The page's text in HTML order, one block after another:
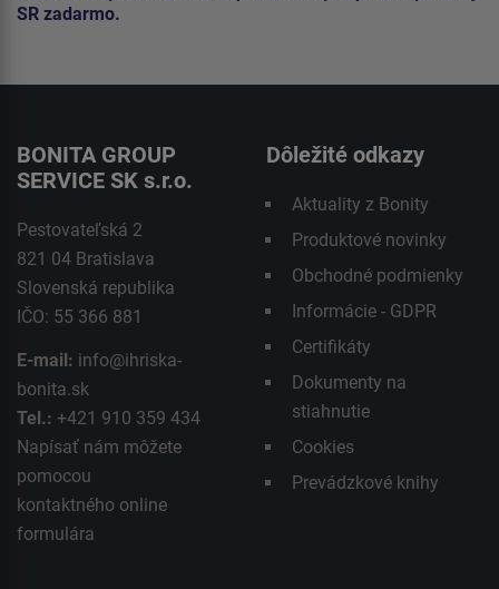
SR zadarmo.
BONITA GROUP
SERVICE SK s.r.o.
Pestovateľská 2
821 04 Bratislava
Slovenská republika
IČO: 55 366 881
E-mail: info@ihriska-
bonita.sk
Tel.: +421 910 359 434
Napísať nám môžete
pomocou
kontaktného online
formulára
Dôležité odkazy
Aktuality z Bonity
Produktové novinky
Obchodné podmienky
Informácie - GDPR
Certifikáty
Dokumenty na
stiahnutie
Cookies
Prevádzkové knihy